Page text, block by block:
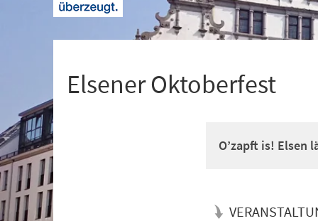
Elsener Oktoberfest
O’zapft is! Elsen